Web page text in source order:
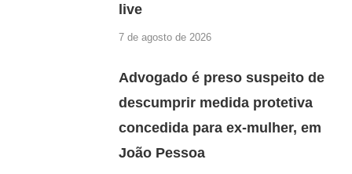
live
7 de agosto de 2026
Advogado é preso suspeito de
descumprir medida protetiva
concedida para ex-mulher, em
João Pessoa